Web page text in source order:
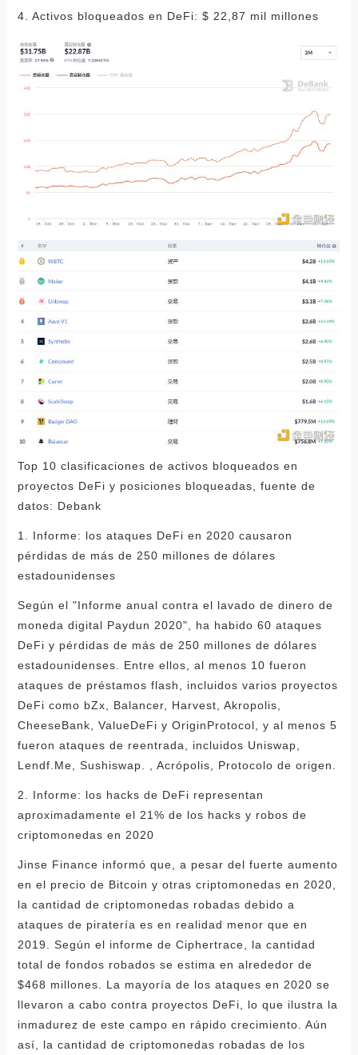
4. Activos bloqueados en DeFi: $ 22,87 mil millones
Top 10 clasificaciones de activos bloqueados en
proyectos DeFi y posiciones bloqueadas, fuente de
datos: Debank
1. Informe: los ataques DeFi en 2020 causaron
pérdidas de más de 250 millones de dólares
estadounidenses
Según el "Informe anual contra el lavado de dinero de
moneda digital Paydun 2020", ha habido 60 ataques
DeFi y pérdidas de más de 250 millones de dólares
estadounidenses. Entre ellos, al menos 10 fueron
ataques de préstamos flash, incluidos varios proyectos
DeFi como bZx, Balancer, Harvest, Akropolis,
CheeseBank, ValueDeFi y OriginProtocol, y al menos 5
fueron ataques de reentrada, incluidos Uniswap,
Lendf.Me, Sushiswap. , Acrópolis, Protocolo de origen.
2. Informe: los hacks de DeFi representan
aproximadamente el 21% de los hacks y robos de
criptomonedas en 2020
Jinse Finance informó que, a pesar del fuerte aumento
en el precio de Bitcoin y otras criptomonedas en 2020,
la cantidad de criptomonedas robadas debido a
ataques de piratería es en realidad menor que en
2019. Según el informe de Ciphertrace, la cantidad
total de fondos robados se estima en alrededor de
$468 millones. La mayoría de los ataques en 2020 se
llevaron a cabo contra proyectos DeFi, lo que ilustra la
inmadurez de este campo en rápido crecimiento. Aún
así, la cantidad de criptomonedas robadas de los